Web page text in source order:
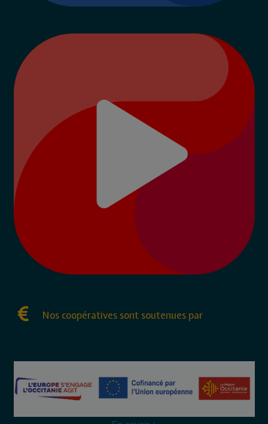
Nos coopératives sont soutenues par